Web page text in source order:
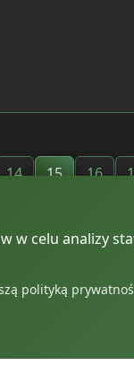
14 15 16
celu analizy
polityką